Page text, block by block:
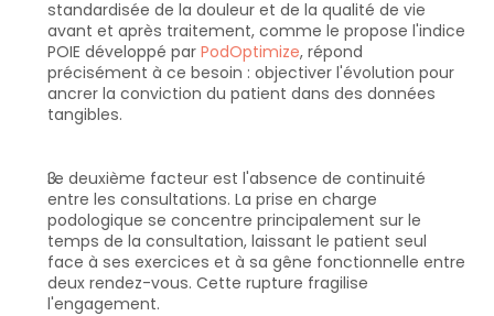
standardisée de la douleur et de la qualité de vie
avant et après traitement, comme le propose l'indice
POIE développé par PodOptimize, répond
précisément à ce besoin : objectiver l'évolution pour
ancrer la conviction du patient dans des données
tangibles.
Le deuxième facteur est l'absence de continuité
entre les consultations. La prise en charge
podologique se concentre principalement sur le
temps de la consultation, laissant le patient seul
face à ses exercices et à sa gêne fonctionnelle entre
deux rendez-vous. Cette rupture fragilise
l'engagement.